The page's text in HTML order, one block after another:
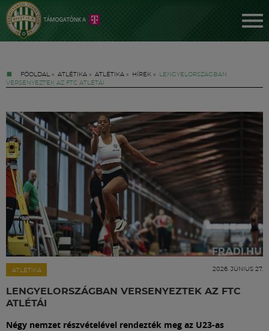
FŐOLDAL » ATLÉTIKA » ATLÉTIKA » HÍREK »
LENGYELORSZÁGBAN
VERSENYEZTEK AZ FTC ATLÉTÁI
ATLÉTIKA 2026. JÚNIUS 27.
LENGYELORSZÁGBAN VERSENYEZTEK AZ FTC
ATLÉTÁI
Négy nemzet részvételével rendezték meg az U23-as
Jegyek
FM YouTube +
Hírek
Labdarúgás